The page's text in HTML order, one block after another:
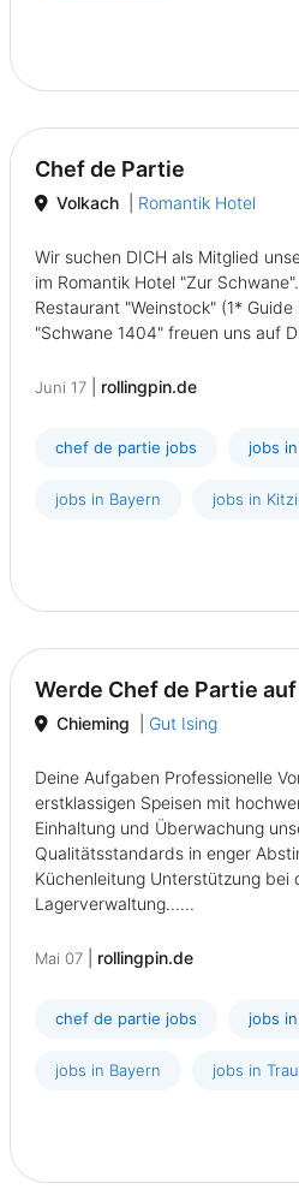
Chef de Partie
Volkach Romantik Hotel
Wir suchen DICH als Mitglied
im Romantik Hotel "Zur
Restaurant "Weinstock" (1*
"Schwane 1404" freuen uns auf
Juni 17 rollingpin.de
chef de partie jobs jobs
jobs in Bayern jobs in
Werde Chef de Partie
Chieming Gut Ising
Deine Aufgaben Professionelle
erstklassigen Speisen mit
Einhaltung und Überwachung
Qualitätsstandards in enger
Küchenleitung Unterstützung bei
Lagerverwaltung......
Mai 07 rollingpin.de
chef de partie jobs jobs
jobs in Bayern jobs in